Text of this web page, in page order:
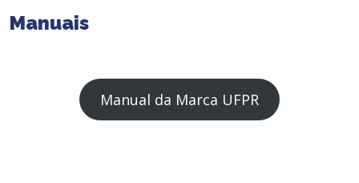
Manuais
Manual da Marca UFPR